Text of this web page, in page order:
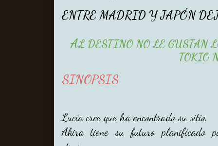
ENTRE MADRID Y JAPÓN
AL DESTINO NO LE GUSTAN
TOKIO
SINOPSIS
Lucía cree que ha encontrado su sitio.
Akira tiene su futuro planificado